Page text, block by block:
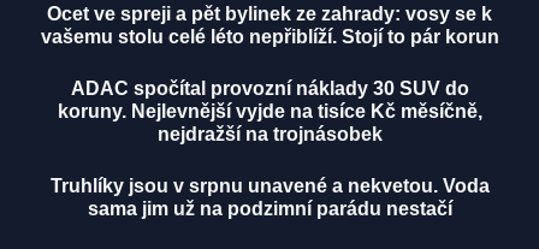
Ocet ve spreji a pět bylinek ze zahrady: vosy se k
vašemu stolu celé léto nepřiblíží. Stojí to pár korun
ADAC spočítal provozní náklady 30 SUV do
koruny. Nejlevnější vyjde na tisíce Kč měsíčně,
nejdražší na trojnásobek
Truhlíky jsou v srpnu unavené a nekvetou. Voda
sama jim už na podzimní parádu nestačí